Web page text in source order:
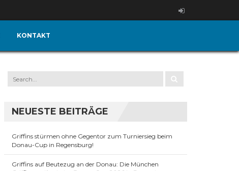
KONTAKT
NEUESTE BEITRÄGE
Griffins stürmen ohne Gegentor zum Turniersieg beim
Donau-Cup in Regensburg!
Griffins auf Beutezug an der Donau: Die München